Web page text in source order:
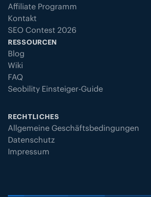
Affiliate Programm
Kontakt
SEO Contest 2026
RESSOURCEN
Blog
Wiki
FAQ
Seobility Einsteiger-Guide
RECHTLICHES
Allgemeine Geschäftsbedingungen
Datenschutz
Impressum